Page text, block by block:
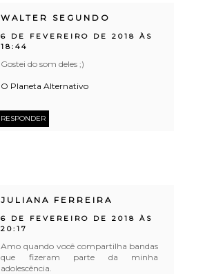
WALTER SEGUNDO
6 DE FEVEREIRO DE 2018 ÀS
18:44
Gostei do som deles ;)
O Planeta Alternativo
RESPONDER
JULIANA FERREIRA
6 DE FEVEREIRO DE 2018 ÀS
20:17
Amo quando você compartilha bandas
que fizeram parte da minha
adolescência.